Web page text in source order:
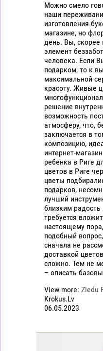
Можно смело
наши
изготовления
магазине, но
день. Вы, скорее
элемент
человека. Если
подарком, то к
максимальной
красоту. Живые
решение
возможность
атмосферу, что,
заключается в
композицию,
интернет-
ребенка в Риге
цветов в Риге
цветы
подарков,
лучший
близким
требуется
настоящему
подобный
сначала не
доставкой
сложно. Тем не
– описать
View more: Ziedu
Krokus.Lv
06.05.2023